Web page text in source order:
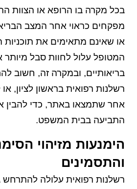
בכל מקרה בו הרופא או הצוות
מפקחים כראוי אחר המצב
או שאינם מתאימים את תוכניות
המטופל עלול לחוות סבל מיותר
בריאותיים, ובמקרה זה, חשוב
רשלנות רפואית בראשון לציון,
אחר שתמצאו באתר, כדי להבין
התביעה בבית המשפט.
הימנעות מזיהוי
והתסמינים
רשלנות רפואית עלולה